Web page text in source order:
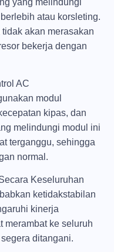
atau korsleting.
akan merasakan
bekerja dengan
AC
modul
kipas, dan
melindungi modul ini
terganggu, sehingga
normal.
Keseluruhan
ketidakstabilan
kinerja
merambat ke seluruh
ditangani.